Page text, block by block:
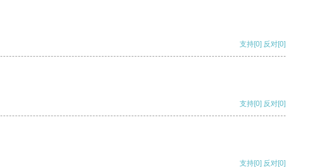
支持[0] 反对[0]
支持[0] 反对[0]
支持[0] 反对[0]